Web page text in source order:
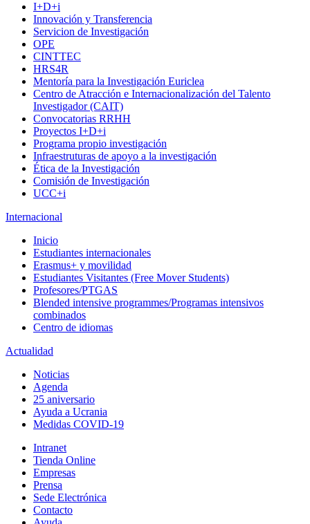
I+D+i
Innovación y Transferencia
Servicion de Investigación
OPE
CINTTEC
HRS4R
Mentoría para la Investigación Euriclea
Centro de Atracción e Internacionalización del Talento
Investigador (CAIT)
Convocatorias RRHH
Proyectos I+D+i
Programa propio investigación
Infraestruturas de apoyo a la investigación
Ética de la Investigación
Comisión de Investigación
UCC+i
Internacional
Inicio
Estudiantes internacionales
Erasmus+ y movilidad
Estudiantes Visitantes (Free Mover Students)
Profesores/PTGAS
Blended intensive programmes/Programas intensivos
combinados
Centro de idiomas
Actualidad
Noticias
Agenda
25 aniversario
Ayuda a Ucrania
Medidas COVID-19
Intranet
Tienda Online
Empresas
Prensa
Sede Electrónica
Contacto